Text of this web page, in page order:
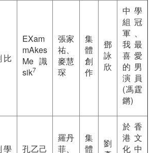
EXam
mAkes
Me 識
sik7
張家
祐、
麥慧
琛
集
體
創
作
鄧
詠
欣
中學
組冠
軍、
我最
喜愛
的男
演員
(馮霆
鏘)
孔乙己
羅丹
菲、
集
體
劉
於香
港文
化中